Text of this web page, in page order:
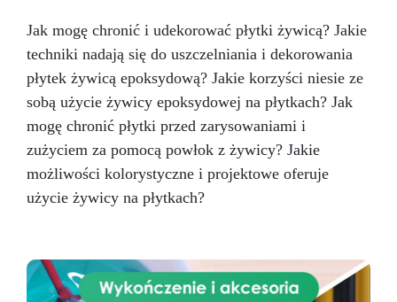
Jak mogę chronić i udekorować płytki żywicą? Jakie
techniki nadają się do uszczelniania i dekorowania
płytek żywicą epoksydową? Jakie korzyści niesie ze
sobą użycie żywicy epoksydowej na płytkach? Jak
mogę chronić płytki przed zarysowaniami i
zużyciem za pomocą powłok z żywicy? Jakie
możliwości kolorystyczne i projektowe oferuje
użycie żywicy na płytkach?